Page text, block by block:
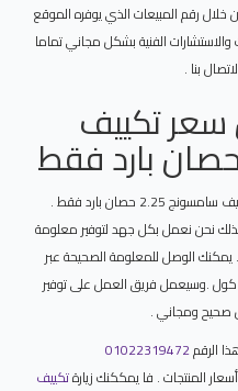
رقم المبيعات الذي يوفره الموقع
الفنية بشكل مجاني تماما
بنا .
تكييف
يوجد الكثير من الاستفسارات عن سعر تكييف سامسونج 2.25 حصان بارد فقط .
لذلك نحن نعمل بكل جهد لتوفير معلومة
يمكنك الوصل للمعلومة الصحيحة عبر
كول .وسيعمل فريق العمل على توفير
صحيح ومجاني .
الرقم01022319472
المنتجات . فا يمككنك زيارةتكييف